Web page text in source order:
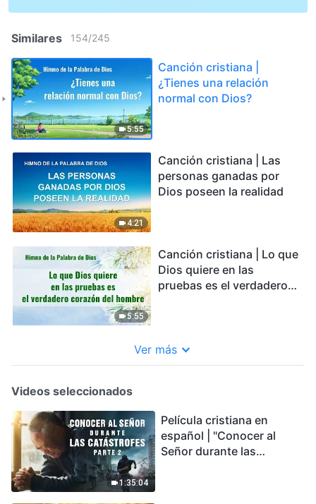
Similares 154/245
5:55
Canción cristiana |
¿Tienes una relación
normal con Dios?
4:21
Canción cristiana | Las
personas ganadas por
Dios poseen la realidad
5:55
Canción cristiana | Lo que
Dios quiere en las
pruebas es el verdadero
Ver más
Videos seleccionados
1:35:04
Película cristiana en
español | "Conocer al
Señor durante las